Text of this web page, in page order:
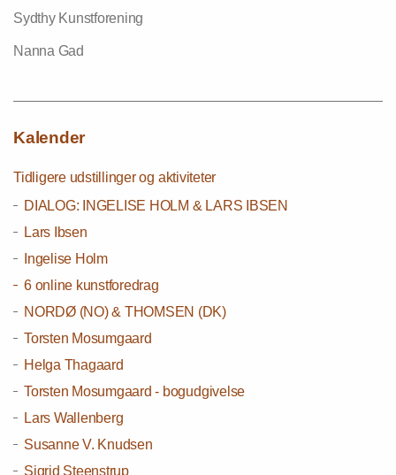
Sydthy Kunstforening
Nanna Gad
Kalender
Tidligere udstillinger og aktiviteter
DIALOG: INGELISE HOLM & LARS IBSEN
Lars Ibsen
Ingelise Holm
6 online kunstforedrag
NORDØ (NO) & THOMSEN (DK)
Torsten Mosumgaard
Helga Thagaard
Torsten Mosumgaard - bogudgivelse
Lars Wallenberg
Susanne V. Knudsen
Sigrid Steenstrup